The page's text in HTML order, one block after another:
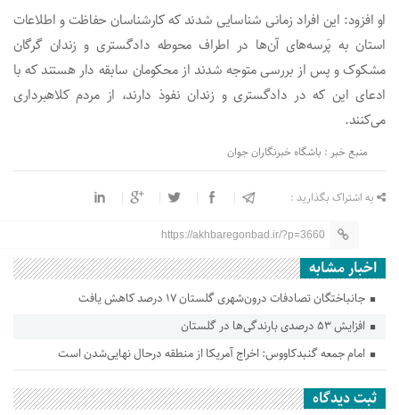
او افزود: این افراد زمانی شناسایی شدند که کارشناسان حفاظت و اطلاعات
استان به پَرسه‌های آن‌ها در اطراف محوطه دادگستری و زندان گرگان
مشکوک و پس از بررسی متوجه شدند از محکومان سابقه دار هستند که با
ادعای این که در دادگستری و زندان نفوذ دارند، از مردم کلاهبرداری
می‌کنند.
منبع خبر : باشگاه خبرنگاران جوان
به اشتراک بگذارید :
https://akhbaregonbad.ir/?p=3660
اخبار مشابه
جانباختگان تصادفات درون‌شهری گلستان ۱۷ درصد کاهش یافت
افزایش ۵۳ درصدی بارندگی‌ها در گلستان
امام جمعه گنبدکاووس: اخراج آمریکا از منطقه درحال نهایی‌شدن است
ثبت دیدگاه